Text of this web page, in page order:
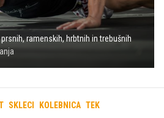
ramenskih, hrbtnih in trebušnih
SKLECI KOLEBNICA TEK